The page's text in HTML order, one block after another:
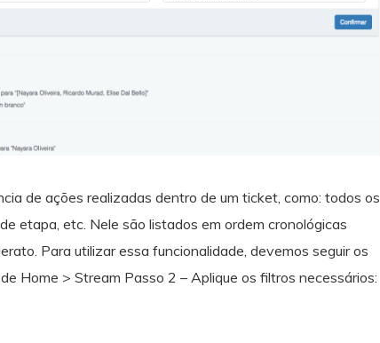
de ações realizadas dentro de um ticket, como: todos os
etapa, etc. Nele são listados em ordem cronológicas
Para utilizar essa funcionalidade, devemos seguir os
Home > Stream Passo 2 – Aplique os filtros necessários: